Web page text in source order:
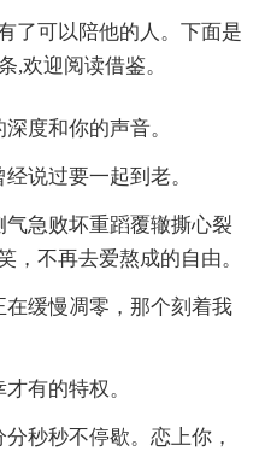
了可以陪他的人。下面是
,欢迎阅读借鉴。
度和你的声音。
说过要一起到老。
急败坏重蹈覆辙撕心裂
，不再去爱熬成的自由。
缓慢凋零，那个刻着我
有的特权。
秒秒不停歇。恋上你，